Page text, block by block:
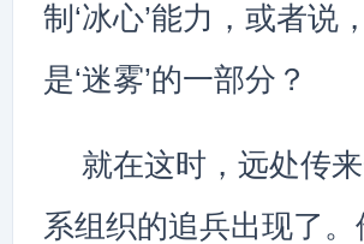
制‘冰心’能力，或者说
是‘迷雾’的一部分？
就在这时，远处传
系组织的追兵出现了